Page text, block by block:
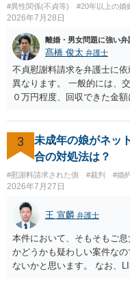
#異性関係(不貞等)
#20年以上の婚
2026年7月28日
離婚・男女問題に強い弁
髙橋 俊太 弁護士
不貞慰謝料請求を弁護士に
異なります。 一般的には、
０万円程度、回収できた金
には、追加着手金や日当、
も、証拠が十分にあるか、
額、離婚の有無、交渉で終
変わり得ます。依頼前に、
できなかった場合の費用を
では、不貞慰謝料案件の経
通しを過度に楽観的に言い
か、連絡方法（メール、電
ど）や対応スピードが合う
しましても、弁護士への相
手方の関係、相手方の氏名
有無など事実関係をよく整
3
未成年の娘がネッ
合の対処法は？
#慰謝料請求された側 #裁判 #婚
2026年7月27日
王 宣麟 弁護士
本件において、そもそもご
かどうかも疑わしい案件な
ないかと思います。 なお、